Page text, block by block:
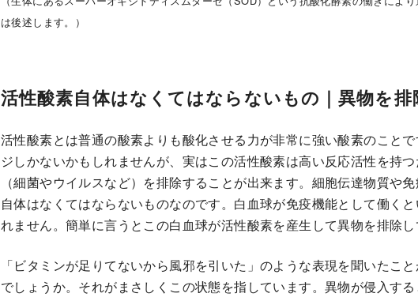
は後述します。）
活性酸素自体はなくてはならないもの｜異物を排
活性酸素とは普通の酸素よりも酸化させる力が非常に強い酸素のこと
ジしかないかもしれませんが、実はこの活性酸素は高い反応活性を持
（細菌やウイルスなど）を排除することが出来ます。細胞伝達物質や
自体はなくてはならないものなのです。白血球が免疫機能として働く
れません。簡単に言うとこの白血球が活性酸素を産生して異物を排除し
「ビタミンが足りてないから風邪を引いた」のような表現を聞いたこ
でしょうか。それがまさしくこの状態を指しています。異物が侵入す